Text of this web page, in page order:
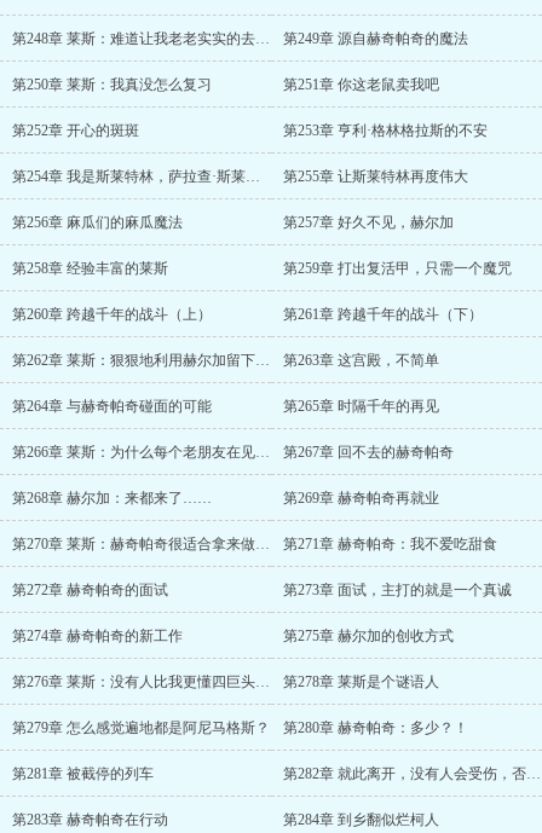
第248章 莱斯：难道让我老老实实的去参加考试？！ 第249章 源自赫奇帕奇的魔法
第250章 莱斯：我真没怎么复习 第251章 你这老鼠卖我吧
第252章 开心的斑斑 第253章 亨利·格林格拉斯的不安
第254章 我是斯莱特林，萨拉查·斯莱特林 第255章 让斯莱特林再度伟大
第256章 麻瓜们的麻瓜魔法 第257章 好久不见，赫尔加
第258章 经验丰富的莱斯 第259章 打出复活甲，只需一个魔咒
第260章 跨越千年的战斗（上） 第261章 跨越千年的战斗（下）
第262章 莱斯：狠狠地利用赫尔加留下的程序bug 第263章 这宫殿，不简单
第264章 与赫奇帕奇碰面的可能 第265章 时隔千年的再见
第266章 莱斯：为什么每个老朋友在见到我时都想打我？ 第267章 回不去的赫奇帕奇
第268章 赫尔加：来都来了…… 第269章 赫奇帕奇再就业
第270章 莱斯：赫奇帕奇很适合拿来做实验 第271章 赫奇帕奇：我不爱吃甜食
第272章 赫奇帕奇的面试 第273章 面试，主打的就是一个真诚
第274章 赫奇帕奇的新工作 第275章 赫尔加的创收方式
第276章 莱斯：没有人比我更懂四巨头（补更） 第278章 莱斯是个谜语人
第279章 怎么感觉遍地都是阿尼马格斯？ 第280章 赫奇帕奇：多少？！
第281章 被截停的列车 第282章 就此离开，没有人会受伤，否则……
第283章 赫奇帕奇在行动 第284章 到乡翻似烂柯人